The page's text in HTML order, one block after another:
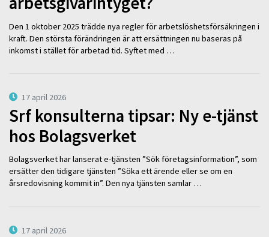
Den 1 oktober 2025 trädde nya regler för arbetslöshetsförsäkringen i
kraft. Den största förändringen är att ersättningen nu baseras på
inkomst i stället för arbetad tid. Syftet med …
17 april 2026
Srf konsulterna tipsar: Ny e-tjänst
hos Bolagsverket
Bolagsverket har lanserat e-tjänsten ”Sök företagsinformation”, som
ersätter den tidigare tjänsten ”Söka ett ärende eller se om en
årsredovisning kommit in”. Den nya tjänsten samlar …
17 april 2026